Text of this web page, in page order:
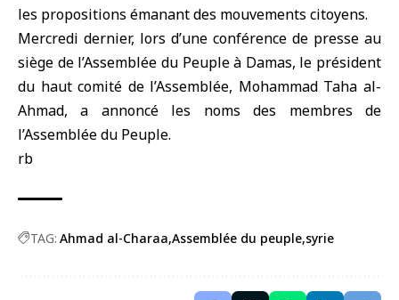
les propositions émanant des mouvements citoyens.
Mercredi dernier, lors d’une conférence de presse au
siège de l’Assemblée du Peuple à Damas, le président
du haut comité de l’Assemblée, Mohammad Taha al-
Ahmad, a annoncé les noms des membres de
l’Assemblée du Peuple.
rb
TAG: Ahmad al-Charaa Assemblée du peuple syrie